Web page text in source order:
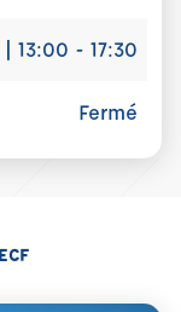
13:00 - 17:30
Fermé